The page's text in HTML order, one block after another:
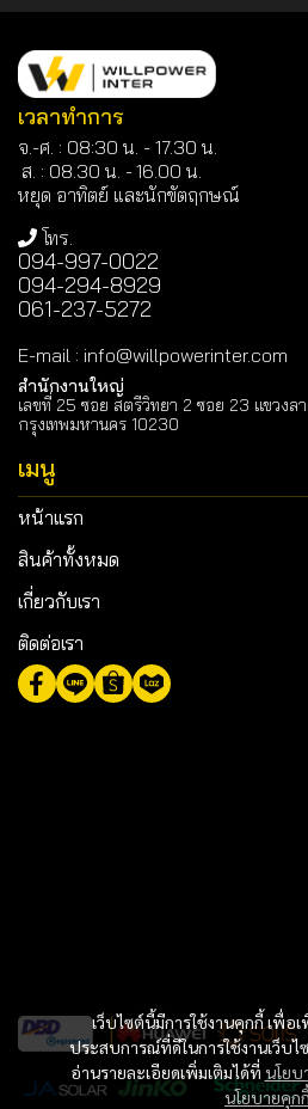
เว็บไซต์นี้มีการใช้งานคุกกี้ เพื่
ประสบการณ์ที่ดีในการใช้งานเว็บ
อ่านรายละเอียดเพิ่มเติมได้ที่ นโยบ
นโยบายคุกกี้
เวลาทำการ
จ.-ศ. : 08:30 น. - 17.30 น.
ส. : 08.30 น. -16.00 น.
หยุด อาทิตย์ และนักขัตฤกษณ์
โทร.
094-997-0022
094-294-8929
061-237-5272
E-mail : info@willpowerinter.com
สำนักงานใหญ่
เลขที่ 25 ซอย สตรีวิทยา 2 ซอย 23 แขวงล
กรุงเทพมหานคร 10230
เมนู
หน้าแรก
สินค้าทั้งหมด
เกี่ยวกับเรา
ติดต่อเรา